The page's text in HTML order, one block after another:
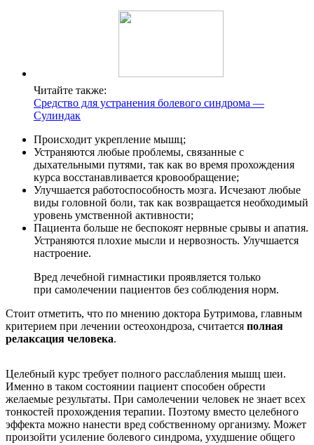
Читайте также:
Средство для устранения болевого синдрома —
Сулиндак
Происходит укрепление мышц;
Устраняются любые проблемы, связанные с
дыхательными путями, так как во время прохождения
курса восстанавливается кровообращение;
Улучшается работоспособность мозга. Исчезают любые
виды головной боли, так как возвращается необходимый
уровень умственной активности;
Пациента больше не беспокоят нервные срывы и апатия.
Устраняются плохие мысли и нервозность. Улучшается
настроение.
Вред лечебной гимнастики проявляется только
при самолечении пациентов без соблюдения норм.
Стоит отметить, что по мнению доктора Бутримова, главным
критерием при лечении остеохондроза, считается полная
релаксация человека.
Целебный курс требует полного расслабления мышц шеи.
Именно в таком состоянии пациент способен обрести
желаемые результаты. При самолечении человек не знает всех
тонкостей прохождения терапии. Поэтому вместо целебного
эффекта можно нанести вред собственному организму. Может
произойти усиление болевого синдрома, ухудшение общего